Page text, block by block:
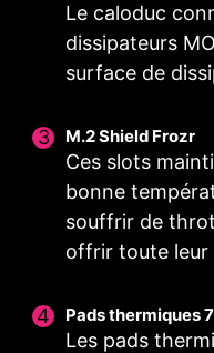
Le caloduc
dissipateurs
surface de
M.2 Shield Frozr
Ces slots
bonne
souffrir de
offrir toute leur
Pads thermiques
Les pads
est
En